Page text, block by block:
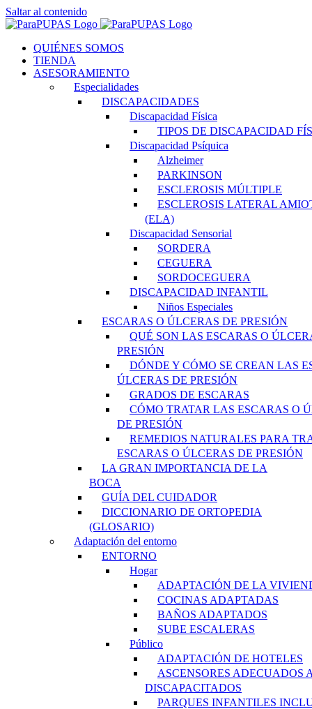
Saltar al contenido
QUIÉNES SOMOS
TIENDA
ASESORAMIENTO
Especialidades
DISCAPACIDADES
Discapacidad Física
TIPOS DE DISCAPACIDAD
Discapacidad Psíquica
Alzheimer
PARKINSON
ESCLEROSIS MÚLTIPLE
ESCLEROSIS LATERAL
(ELA)
Discapacidad Sensorial
SORDERA
CEGUERA
SORDOCEGUERA
DISCAPACIDAD INFANTIL
Niños Especiales
ESCARAS O ÚLCERAS DE PRESIÓN
QUÉ SON LAS ESCARAS O
PRESIÓN
DÓNDE Y CÓMO SE CREAN LAS
ÚLCERAS DE PRESIÓN
GRADOS DE ESCARAS
CÓMO TRATAR LAS ESCARAS O
DE PRESIÓN
REMEDIOS NATURALES PARA
ESCARAS O ÚLCERAS DE PRESIÓN
LA GRAN IMPORTANCIA DE LA
BOCA
GUÍA DEL CUIDADOR
DICCIONARIO DE ORTOPEDIA
(GLOSARIO)
Adaptación del entorno
ENTORNO
Hogar
ADAPTACIÓN DE LA
COCINAS ADAPTADAS
BAÑOS ADAPTADOS
SUBE ESCALERAS
Público
ADAPTACIÓN DE HOTELES
ASCENSORES ADECUADOS
DISCAPACITADOS
PARQUES INFANTILES